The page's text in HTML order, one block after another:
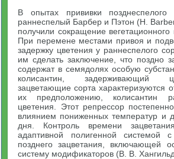
B опытах прививки
раннеспелый Барбер и Пэтон (Н.
получили сокращение вегетационного
При перемене местами привоя и
задержку цветения у раннеспелого
им сделать заключение, что поздно
содержат в семядолях особую
колисантин, задерживающий
зацветающие сорта характеризуются
их предположению, колисантин
цветения. Этот репрессор
влиянием пониженных температур и
дня. Контроль времени
адаптивной полигенной системой
позднего зацветания, включающей
систему модификаторов (В. В.